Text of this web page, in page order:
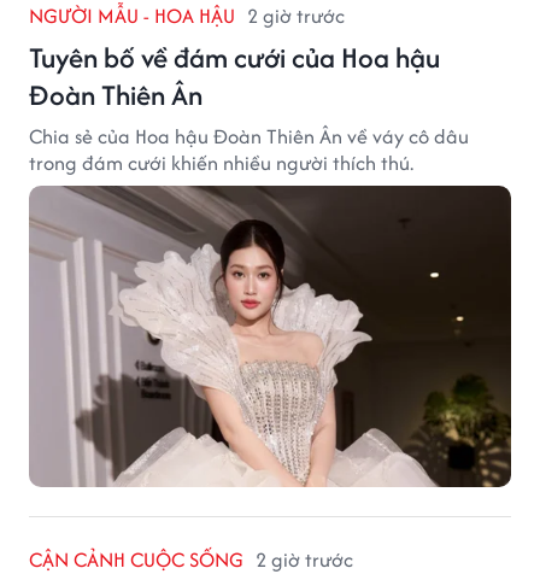
NGƯỜI MẪU - HOA HẬU 2 giờ trước
Tuyên bố về đám cưới của Hoa hậu
Đoàn Thiên Ân
Chia sẻ của Hoa hậu Đoàn Thiên Ân về váy cô dâu
trong đám cưới khiến nhiều người thích thú.
CẬN CẢNH CUỘC SỐNG 2 giờ trước